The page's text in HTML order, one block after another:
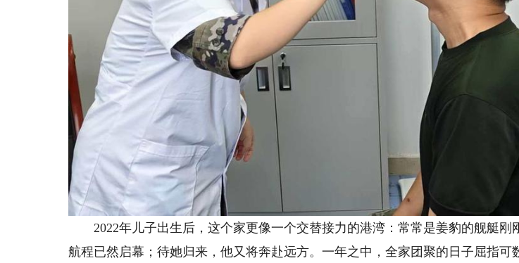
2022年儿子出生后，这个家更像一个交替接力的港湾：常常是姜豹的舰艇刚
航程已然启幕；待她归来，他又将奔赴远方。一年之中，全家团聚的日子屈指可